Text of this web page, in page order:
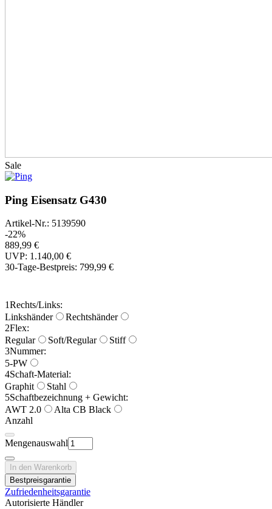
Sale
Ping Eisensatz G430
Artikel-Nr.: 5139590
-22%
889,99 €
UVP: 1.140,00 €
30-Tage-Bestpreis: 799,99 €
1Rechts/Links:
Linkshänder
Rechtshänder
2Flex:
Regular
Soft/Regular
Stiff
3Nummer:
5-PW
4Schaft-Material:
Graphit
Stahl
5Schaftbezeichnung + Gewicht:
AWT 2.0
Alta CB Black
Anzahl
Mengenauswahl
In den Warenkorb
Bestpreisgarantie
Zufriedenheitsgarantie
Autorisierte Händler